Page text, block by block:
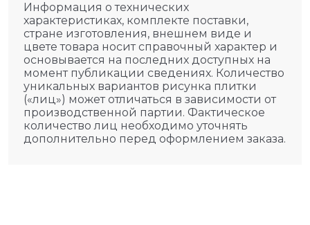
Информация о технических
характеристиках, комплекте поставки,
стране изготовления, внешнем виде и
цвете товара носит справочный характер и
основывается на последних доступных на
момент публикации сведениях. Количество
уникальных вариантов рисунка плитки
(«лиц») может отличаться в зависимости от
производственной партии. Фактическое
количество лиц необходимо уточнять
дополнительно перед оформлением заказа.